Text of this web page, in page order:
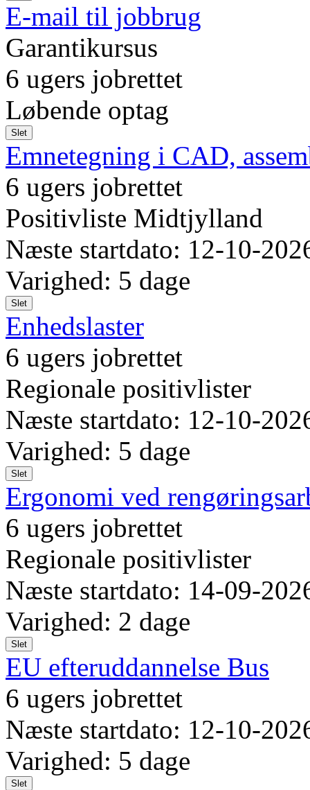
E-mail til jobbrug
Garantikursus
6 ugers jobrettet
Løbende optag
Slet
Emnetegning i CAD,
6 ugers jobrettet
Positivliste Midtjylland
Næste startdato: 12-10-
Varighed: 5 dage
Slet
Enhedslaster
6 ugers jobrettet
Regionale positivlister
Næste startdato: 12-10-
Varighed: 5 dage
Slet
Ergonomi ved
6 ugers jobrettet
Regionale positivlister
Næste startdato: 14-09-
Varighed: 2 dage
Slet
EU efteruddannelse Bus
6 ugers jobrettet
Næste startdato: 12-10-
Varighed: 5 dage
Slet